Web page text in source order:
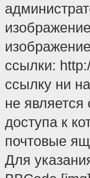
ссылки:
ссылку ни
не
доступа к
почтовые
Для